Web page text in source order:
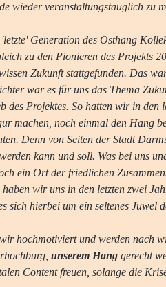
wieder veranstaltungstauglich zu
Generation des Osthang
zu den Pionieren des Projekts
Zukunft stattgefunden. Das
war es für uns das Thema
des Projektes. So hatten wir in
machen, noch einmal den Hang
Denn von Seiten der Stadt
kann und soll. Was bei uns
ein Ort der friedlichen
wir uns in den letzten zwei
sich hierbei um ein seltenes
hochmotiviert und werden nach
unserem Hang gerecht
Content freuen, solange die